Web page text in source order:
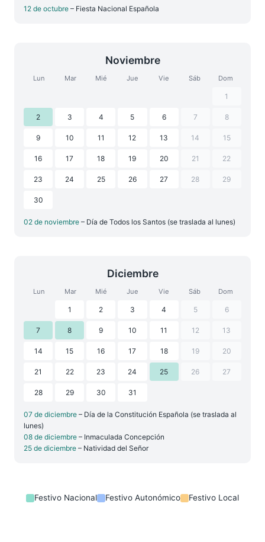
12 de octubre – Fiesta Nacional Española
Noviembre
Lun Mar Mié Jue Vie Sáb Dom
1
2 3 4 5 6 7 8
9 10 11 12 13 14 15
16 17 18 19 20 21 22
23 24 25 26 27 28 29
30
02 de noviembre – Día de Todos los Santos (se traslada al lunes)
Diciembre
Lun Mar Mié Jue Vie Sáb Dom
1 2 3 4 5 6
7 8 9 10 11 12 13
14 15 16 17 18 19 20
21 22 23 24 25 26 27
28 29 30 31
07 de diciembre – Día de la Constitución Española (se traslada al
lunes)
08 de diciembre – Inmaculada Concepción
25 de diciembre – Natividad del Señor
Festivo Nacional Festivo Autonómico Festivo Local